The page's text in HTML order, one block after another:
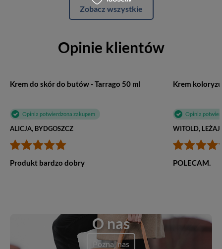
Zobacz wszystkie
Opinie klientów
Krem do skór do butów - Tarrago 50 ml
Opinia potwierdzona zakupem
ALICJA, BYDGOSZCZ
Produkt bardzo dobry
Opinia
WITOLD,
POLECAM.
O nas
Poznaj nas